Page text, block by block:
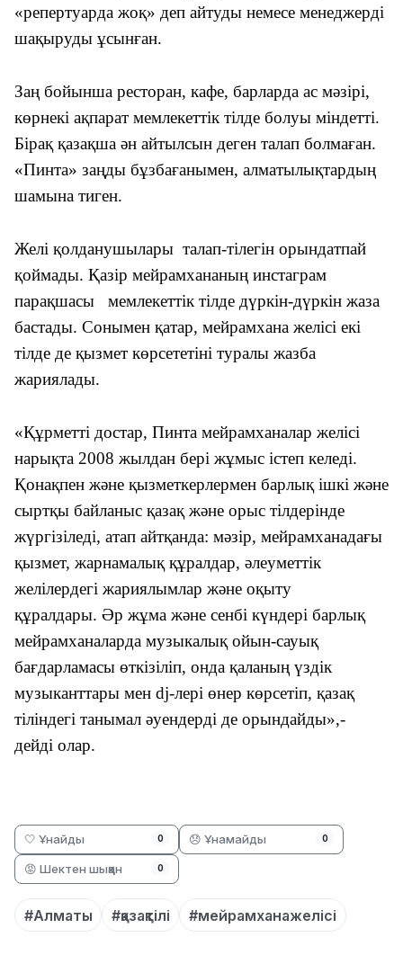
«репертуарда жоқ» деп айтуды немесе менеджерді
шақыруды ұсынған.
Заң бойынша ресторан, кафе, барларда ас мәзірі,
көрнекі ақпарат мемлекеттік тілде болуы міндетті.
Бірақ қазақша ән айтылсын деген талап болмаған.
«Пинта» заңды бұзбағанымен, алматылықтардың
шамына тиген.
Желі қолданушылары талап-тілегін орындатпай
қоймады. Қазір мейрамхананың инстаграм
парақшасы мемлекеттік тілде дүркін-дүркін жаза
бастады. Cонымен қатар, мейрамхана желісі екі
тілде де қызмет көрсететіні туралы жазба
жариялады.
«Құрметті достар, Пинта мейрамханалар желісі
нарықта 2008 жылдан бері жұмыс істеп келеді.
Қонақпен және қызметкерлермен барлық ішкі және
сыртқы байланыс қазақ және орыс тілдерінде
жүргізіледі, атап айтқанда: мәзір, мейрамханадағы
қызмет, жарнамалық құралдар, әлеуметтік
желілердегі жариялымлар және оқыту
құралдары. Әр жұма және сенбі күндері барлық
мейрамханаларда музыкалық ойын-сауық
бағдарламасы өткізіліп, онда қаланың үздік
музыканттары мен dj-лері өнер көрсетіп, қазақ
тіліндегі танымал әуендерді де орындайды»,-
дейді олар.
🤍 Ұнайды 0 😞 Ұнамайды 0
😡 Шектен шыққан 0
#Алматы #қазақтілі #мейрамханажелісі